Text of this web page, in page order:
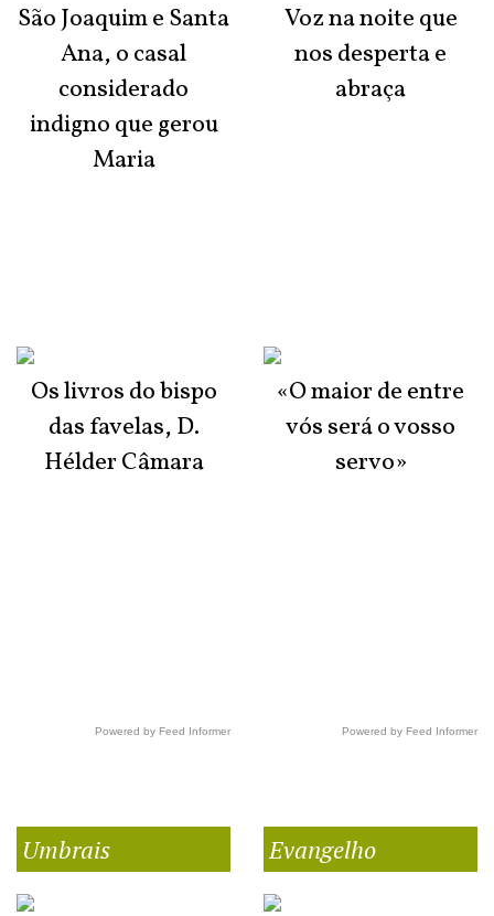
São Joaquim e Santa
Ana, o casal
considerado
indigno que gerou
Maria
Os livros do bispo
das favelas, D.
Hélder Câmara
Powered by Feed Informer
Voz na noite que
nos desperta e
abraça
«O maior de entre
vós será o vosso
servo»
Powered by Feed Informer
Umbrais Evangelho